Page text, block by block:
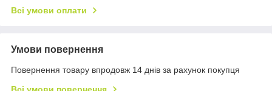
Всі умови оплати
Умови повернення
Повернення товару впродовж 14 днів за рахунок покупця
Всі умови повернення